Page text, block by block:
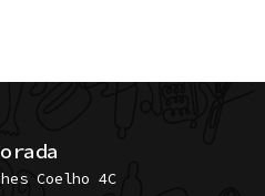
Coelho 4C